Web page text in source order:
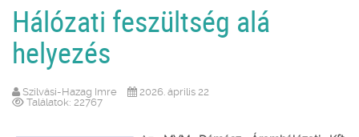
Hálózati feszültség alá
helyezés
Szilvási-Hazag Imre
2026. április 22
Találatok: 22767